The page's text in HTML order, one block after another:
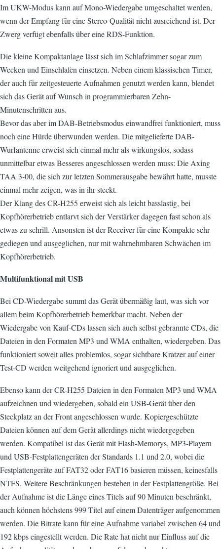
Im UKW-Modus kann auf Mono-Wiedergabe umgeschaltet werden,
wenn der Empfang für eine Stereo-Qualität nicht ausreichend ist. Der
Zwerg verfügt ebenfalls über eine RDS-Funktion.
Die kleine Kompaktanlage lässt sich im Schlafzimmer sogar zum
Wecken und Einschlafen einsetzen. Neben einem klassischen Timer,
der auch für zeitgesteuerte Aufnahmen genutzt werden kann, blendet
sich das Gerät auf Wunsch in programmierbaren Zehn-
Minutenschritten aus.
Bevor das aber im DAB-Betriebsmodus einwandfrei funktioniert, muss
noch eine Hürde überwunden werden. Die mitgelieferte DAB-
Wurfantenne erweist sich einmal mehr als wirkungslos, sodass
unmittelbar etwas Besseres angeschlossen werden muss: Die Axing
TAA 3-00, die sich zur letzten Sommerausgabe bewährt hatte, musste
einmal mehr zeigen, was in ihr steckt.
Der Klang des CR-H255 erweist sich als leicht basslastig, bei
Kopfhörerbetrieb entlarvt sich der Verstärker dagegen fast schon als
etwas zu schrill. Ansonsten ist der Receiver für eine Kompakte sehr
gediegen und ausgeglichen, nur mit wahrnehmbaren Schwächen im
Kopfhörerbetrieb.
Multifunktional mit USB
Bei CD-Wiedergabe summt das Gerät übermäßig laut, was sich vor
allem beim Kopfhörerbetrieb bemerkbar macht. Neben der
Wiedergabe von Kauf-CDs lassen sich auch selbst gebrannte CDs, die
Dateien in den Formaten MP3 und WMA enthalten, wiedergeben. Das
funktioniert soweit alles problemlos, sogar sichtbare Kratzer auf einer
Test-CD werden weitgehend ignoriert und ausgeglichen.
Ebenso kann der CR-H255 Dateien in den Formaten MP3 und WMA
aufzeichnen und wiedergeben, sobald ein USB-Gerät über den
Steckplatz an der Front angeschlossen wurde. Kopiergeschützte
Dateien können auf dem Gerät allerdings nicht wiedergegeben
werden. Kompatibel ist das Gerät mit Flash-Memorys, MP3-Playern
und USB-Festplattengeräten der Standards 1.1 und 2.0, wobei die
Festplattengeräte auf FAT32 oder FAT16 basieren müssen, keinesfalls
NTFS. Weitere Beschränkungen bestehen in der Festplattengröße. Bei
der Aufnahme ist die Länge eines Titels auf 90 Minuten beschränkt,
auch können höchstens 999 Titel auf einem Datenträger aufgenommen
werden. Die Bitrate kann für eine Aufnahme variabel zwischen 64 und
192 kbps eingestellt werden. Die Rate hat nicht nur Einfluss auf die